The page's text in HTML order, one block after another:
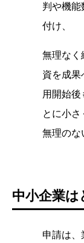
判や機能
付け、
無理なく
資を成果
用開始
とに小
無理のな
中小企業は
申請は、